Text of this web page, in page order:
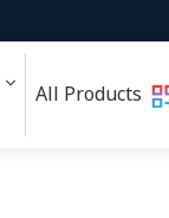
All Products